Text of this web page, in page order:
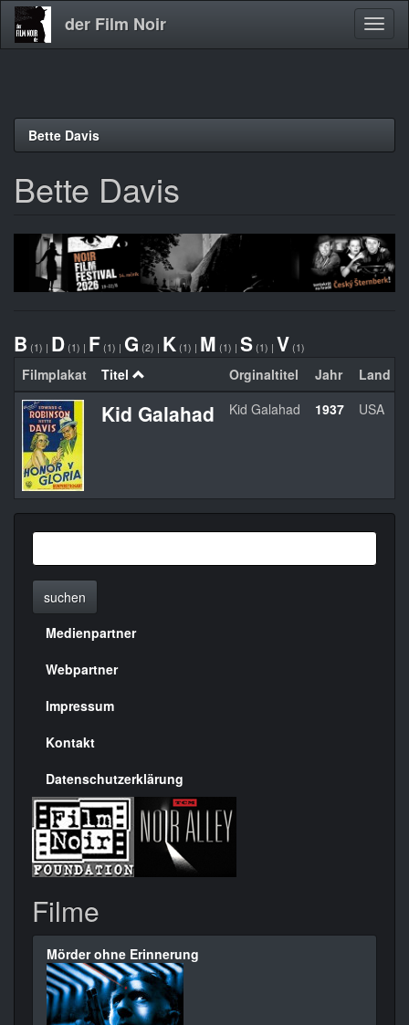
Direkt
der Film Noir
Bette Davis
Bette Davis
B (1) | D (1) | F (1) | G (2) | K (1) | M (1) | S (1) | V (1)
Filmplakat Titel Orginaltitel Jahr Land
Kid Galahad Kid Galahad 1937 USA
suchen
Menülinks
rechte
Seite
Medienpartner
Webpartner
Impressum
Kontakt
Datenschutzerklärung
Filme
Mörder ohne Erinnerung